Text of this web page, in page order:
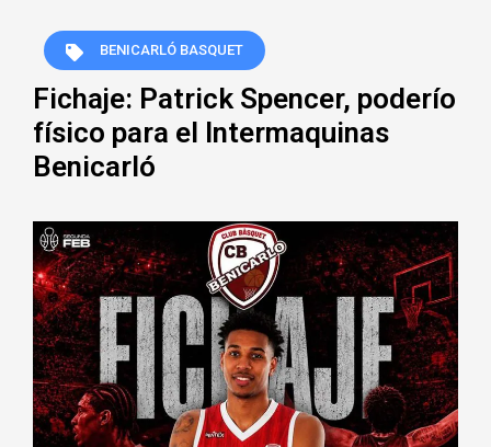
BENICARLÓ BASQUET
Fichaje: Patrick Spencer, poderío
físico para el Intermaquinas
Benicarló